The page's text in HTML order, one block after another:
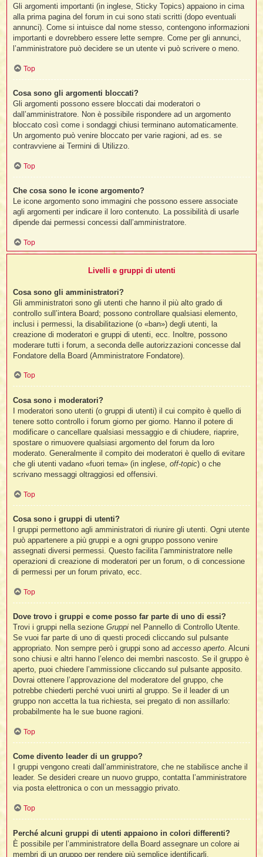
Gli argomenti importanti (in inglese, Sticky Topics) appaiono in cima
alla prima pagina del forum in cui sono stati scritti (dopo eventuali
annunci). Come si intuisce dal nome stesso, contengono informazioni
importanti e dovrebbero essere lette sempre. Come per gli annunci,
l’amministratore può decidere se un utente vi può scrivere o meno.
Top
Cosa sono gli argomenti bloccati?
Gli argomenti possono essere bloccati dai moderatori o
dall’amministratore. Non è possibile rispondere ad un argomento
bloccato così come i sondaggi chiusi terminano automaticamente.
Un argomento può venire bloccato per varie ragioni, ad es. se
contravviene ai Termini di Utilizzo.
Top
Che cosa sono le icone argomento?
Le icone argomento sono immagini che possono essere associate
agli argomenti per indicare il loro contenuto. La possibilità di usarle
dipende dai permessi concessi dall’amministratore.
Top
Livelli e gruppi di utenti
Cosa sono gli amministratori?
Gli amministratori sono gli utenti che hanno il più alto grado di
controllo sull’intera Board; possono controllare qualsiasi elemento,
inclusi i permessi, la disabilitazione (o «ban») degli utenti, la
creazione di moderatori e gruppi di utenti, ecc. Inoltre, possono
moderare tutti i forum, a seconda delle autorizzazioni concesse dal
Fondatore della Board (Amministratore Fondatore).
Top
Cosa sono i moderatori?
I moderatori sono utenti (o gruppi di utenti) il cui compito è quello di
tenere sotto controllo i forum giorno per giorno. Hanno il potere di
modificare o cancellare qualsiasi messaggio e di chiudere, riaprire,
spostare o rimuovere qualsiasi argomento del forum da loro
moderato. Generalmente il compito dei moderatori è quello di evitare
che gli utenti vadano «fuori tema» (in inglese,off-topic) o che
scrivano messaggi oltraggiosi ed offensivi.
Top
Cosa sono i gruppi di utenti?
I gruppi permettono agli amministratori di riunire gli utenti. Ogni utente
può appartenere a più gruppi e a ogni gruppo possono venire
assegnati diversi permessi. Questo facilita l’amministratore nelle
operazioni di creazione di moderatori per un forum, o di concessione
di permessi per un forum privato, ecc.
Top
Dove trovo i gruppi e come posso far parte di uno di essi?
Trovi i gruppi nella sezioneGruppi nel Pannello di Controllo Utente.
Se vuoi far parte di uno di questi procedi cliccando sul pulsante
appropriato. Non sempre però i gruppi sono adaccesso aperto. Alcuni
sono chiusi e altri hanno l’elenco dei membri nascosto. Se il gruppo è
aperto, puoi chiedere l’ammissione cliccando sul pulsante apposito.
Dovrai ottenere l’approvazione del moderatore del gruppo, che
potrebbe chiederti perché vuoi unirti al gruppo. Se il leader di un
gruppo non accetta la tua richiesta, sei pregato di non assillarlo:
probabilmente ha le sue buone ragioni.
Top
Come divento leader di un gruppo?
I gruppi vengono creati dall’amministratore, che ne stabilisce anche il
leader. Se desideri creare un nuovo gruppo, contatta l’amministratore
via posta elettronica o con un messaggio privato.
Top
Perché alcuni gruppi di utenti appaiono in colori differenti?
È possibile per l’amministratore della Board assegnare un colore ai
membri di un gruppo per rendere più semplice identificarli.